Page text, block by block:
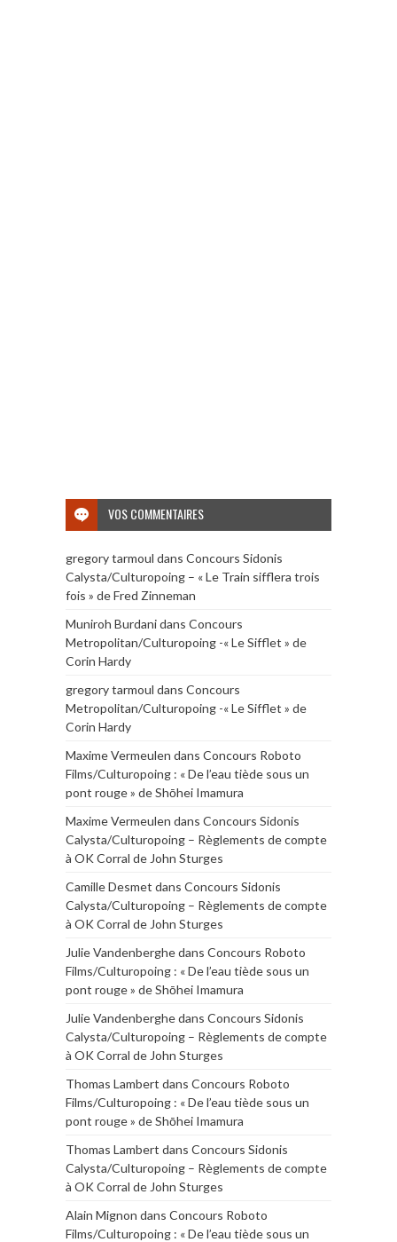
VOS COMMENTAIRES
gregory tarmoul dans Concours Sidonis
Calysta/Culturopoing – « Le Train sifflera trois
fois » de Fred Zinneman
Muniroh Burdanidans Concours
Metropolitan/Culturopoing -« Le Sifflet » de
Corin Hardy
gregory tarmoul dans Concours
Metropolitan/Culturopoing -« Le Sifflet » de
Corin Hardy
Maxime Vermeulen dans Concours Roboto
Films/Culturopoing : « De l’eau tiède sous un
pont rouge » de Shōhei Imamura
Maxime Vermeulen dans Concours Sidonis
Calysta/Culturopoing – Règlements de compte
à OK Corral de John Sturges
Camille Desmet dans Concours Sidonis
Calysta/Culturopoing – Règlements de compte
à OK Corral de John Sturges
Julie Vandenberghedans Concours Roboto
Films/Culturopoing : « De l’eau tiède sous un
pont rouge » de Shōhei Imamura
Julie Vandenberghedans Concours Sidonis
Calysta/Culturopoing – Règlements de compte
à OK Corral de John Sturges
Thomas Lambert dans Concours Roboto
Films/Culturopoing : « De l’eau tiède sous un
pont rouge » de Shōhei Imamura
Thomas Lambert dans Concours Sidonis
Calysta/Culturopoing – Règlements de compte
à OK Corral de John Sturges
Alain Mignon dans Concours Roboto
Films/Culturopoing : « De l’eau tiède sous un